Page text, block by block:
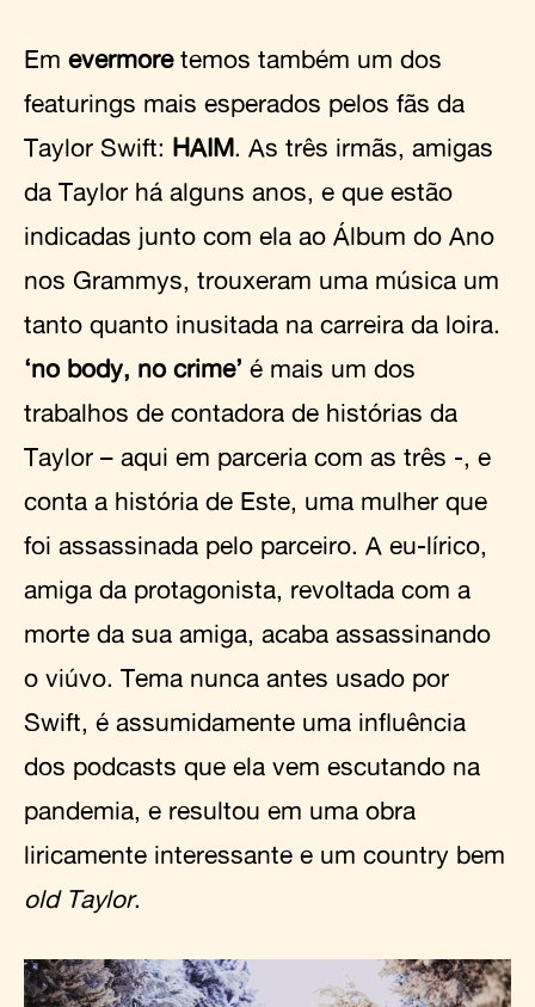
Em evermoretemos também um dos
featurings mais esperados pelos fãs da
Taylor Swift: HAIM. As três irmãs, amigas
da Taylor há alguns anos, e que estão
indicadas junto com ela ao Álbum do Ano
nos Grammys, trouxeram uma música um
tanto quanto inusitada na carreira da loira.
‘no body, no crime’ é mais um dos
trabalhos de contadora de histórias da
Taylor – aqui em parceria com as três -, e
conta a história de Este, uma mulher que
foi assassinada pelo parceiro. A eu-lírico,
amiga da protagonista, revoltada com a
morte da sua amiga, acaba assassinando
o viúvo. Tema nunca antes usado por
Swift, é assumidamente uma influência
dos podcasts que ela vem escutando na
pandemia, e resultou em uma obra
liricamente interessante e um country bem
old Taylor.